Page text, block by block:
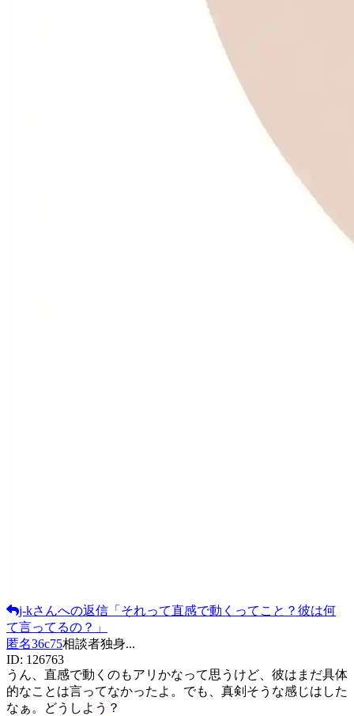
j-kさんへの返信 「 それって直感で動くってこと？彼は何
て言ってるの？ 」
匿名36c75相談者独身...
ID: 126763
うん、直感で動くのもアリかなって思うけど、彼はまだ具体
的なことは言ってなかったよ。でも、真剣そうな感じはした
なぁ。どうしよう？